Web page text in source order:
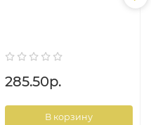
285.50р.
В корзину